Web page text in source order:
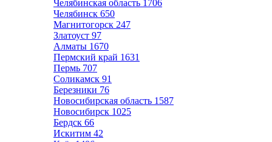
Челябинская область 1706
Челябинск 650
Магнитогорск 247
Златоуст 97
Алматы 1670
Пермский край 1631
Пермь 707
Соликамск 91
Березники 76
Новосибирская область 1587
Новосибирск 1025
Бердск 66
Искитим 42